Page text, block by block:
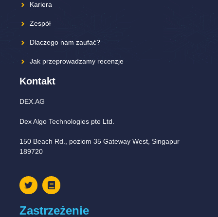
Kariera
Zespół
Dlaczego nam zaufać?
Jak przeprowadzamy recenzje
Kontakt
DEX.AG
Dex Algo Technologies pte Ltd.
150 Beach Rd., poziom 35 Gateway West, Singapur
189720
Zastrzeżenie